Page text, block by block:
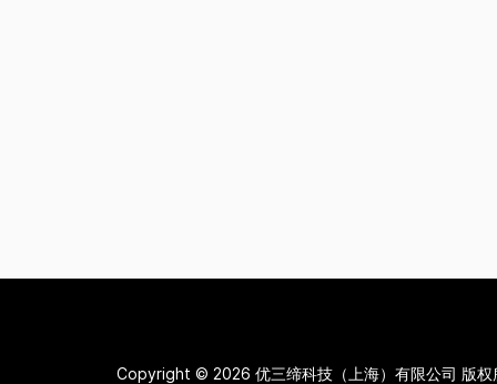
Copyright © 2026 优三缔科技（上海）有限公司 版权